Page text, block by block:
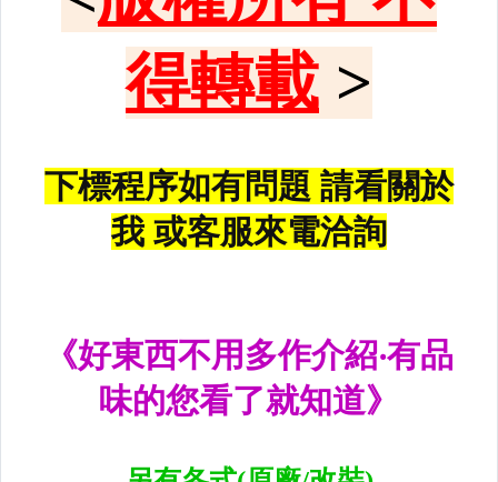
內.外把手.後視鏡.LED後視鏡
大燈框.後燈框.側燈框.霧燈框
煞車油門踏板.冷光迎賓踏板
排氣管.內龜板.下護板.擋泥板
牌照燈.室內燈.照地燈
非常機車
車用精品百貨類.各車系晴雨窗